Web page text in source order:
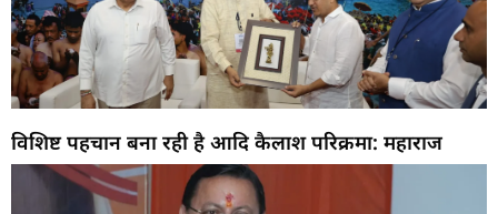
विशिष्ट पहचान बना रही है आदि कैलाश परिक्रमा: महाराज